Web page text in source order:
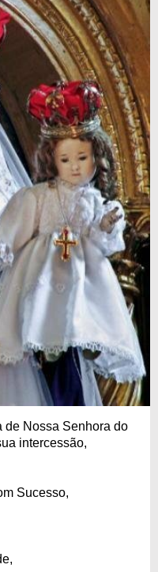
de Nossa Senhora do
intercessão,
Sucesso,